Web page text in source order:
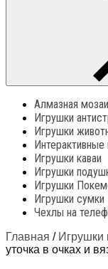
Алмазная
Игрушки
Игрушки
Интерактивные
Игрушки каваи
Игрушки
Игрушки
Игрушки сумки
Чехлы на
Главная / Игрушки
уточка в очках и